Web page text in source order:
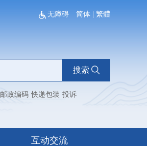
无障碍 简体 繁體
搜索
邮政编码 快递包装 投诉
互动交流